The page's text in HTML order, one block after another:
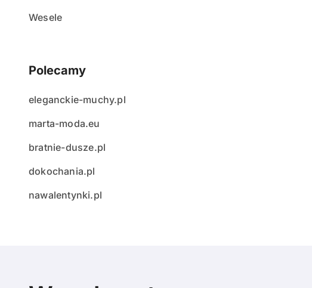
Wesele
Polecamy
eleganckie-muchy.pl
marta-moda.eu
bratnie-dusze.pl
dokochania.pl
nawalentynki.pl